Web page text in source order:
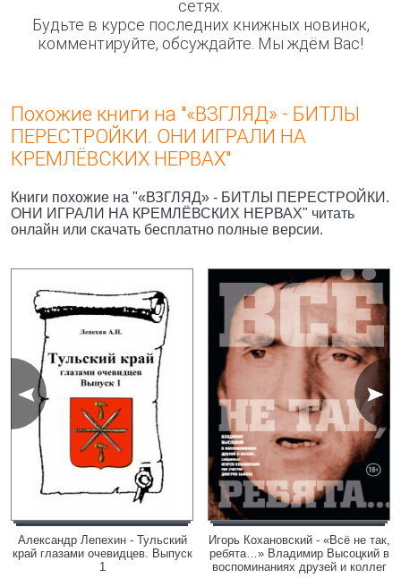
сетях.
Будьте в курсе последних книжных новинок,
комментируйте, обсуждайте. Мы ждём Вас!
Похожие книги на "«ВЗГЛЯД» - БИТЛЫ
ПЕРЕСТРОЙКИ. ОНИ ИГРАЛИ НА
КРЕМЛЁВСКИХ НЕРВАХ"
Книги похожие на "«ВЗГЛЯД» - БИТЛЫ ПЕРЕСТРОЙКИ.
ОНИ ИГРАЛИ НА КРЕМЛЁВСКИХ НЕРВАХ" читать
онлайн или скачать бесплатно полные версии.
Александр Лепехин - Тульский
край глазами очевидцев. Выпуск
1
Игорь Кохановский - «Всё не так,
ребята…» Владимир Высоцкий в
воспоминаниях друзей и коллег